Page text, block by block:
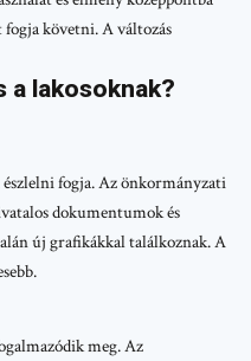
követni. A változás
a lakosoknak?
fogja. Az önkormányzati
dokumentumok és
új grafikákkal találkoznak. A
meg. Az